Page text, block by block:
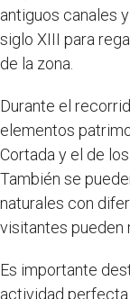
antiguos canales
siglo XIII para
de la zona.
Durante el
elementos
Cortada y el de
También se
naturales con
visitantes pueden
Es importante
actividad perfecta